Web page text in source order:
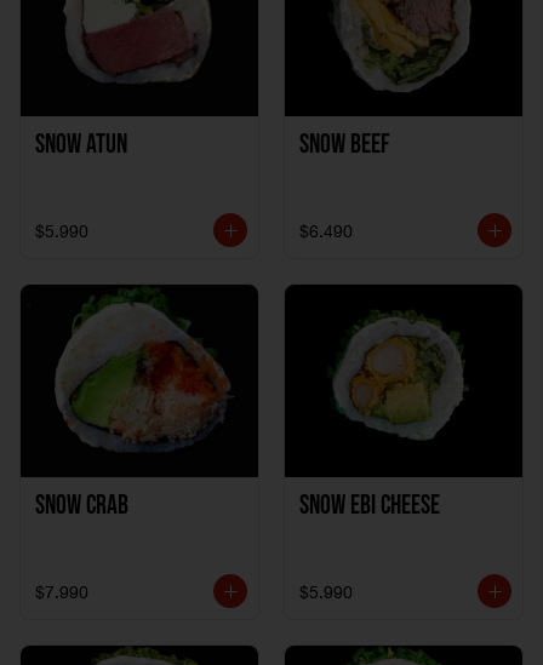
Snow Atun
$5.990
Snow Beef
$6.490
Snow Crab
$7.990
Snow Ebi Cheese
$5.990